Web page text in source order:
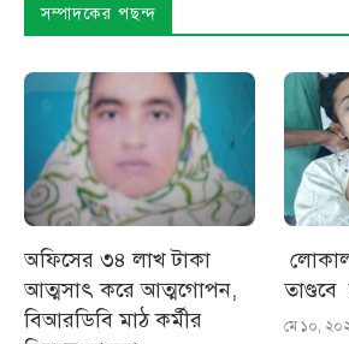
সম্পাদকের পছন্দ
অফিসের ৩৪ লাখ টাকা
আত্মসাৎ করে আত্মগোপন,
বিআরডিবি মাঠ কর্মীর
মে ১০,